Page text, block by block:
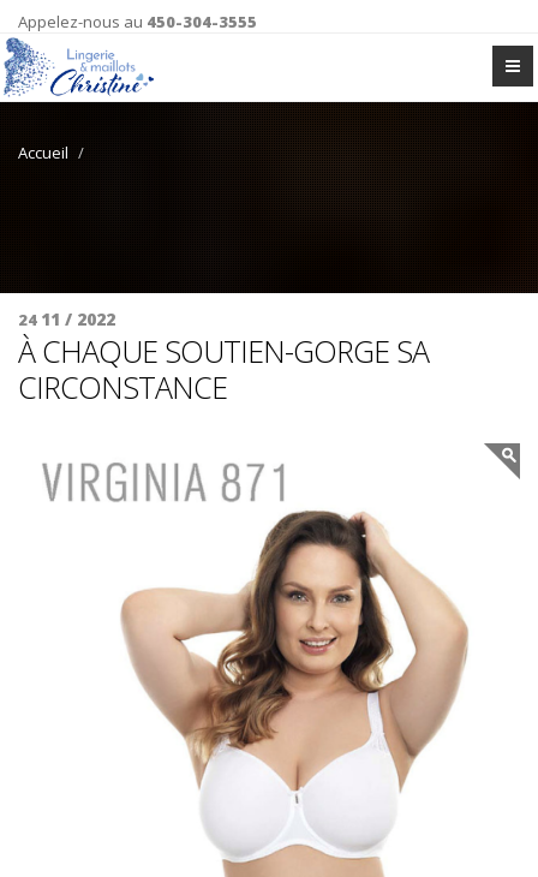
Appelez-nous au 450-304-3555
Accueil
24 11 / 2022
À CHAQUE SOUTIEN-GORGE SA
CIRCONSTANCE